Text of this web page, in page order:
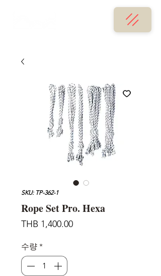
SKU: TP-362-1
Rope Set Pro. Hexa
THB 1,400.00가
수량 *